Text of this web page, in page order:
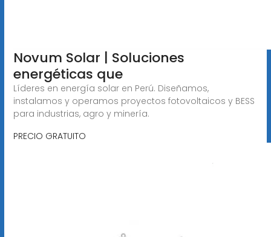
Novum Solar | Soluciones
energéticas que
Líderes en energía solar en Perú. Diseñamos,
instalamos y operamos proyectos fotovoltaicos y BESS
para industrias, agro y minería.
PRECIO GRATUITO